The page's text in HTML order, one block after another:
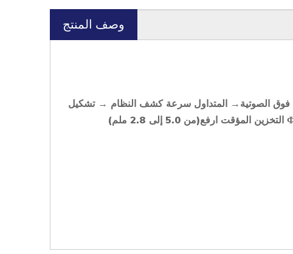
وصف المنتج
فوق الصوتية → المتداول سرعة كشف النظام → تشكيل
التخزين المؤقت ارفع(من 5.0 إلى 2.8 ملم)